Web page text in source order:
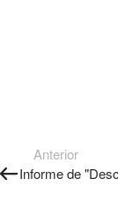
Anterior
Informe de